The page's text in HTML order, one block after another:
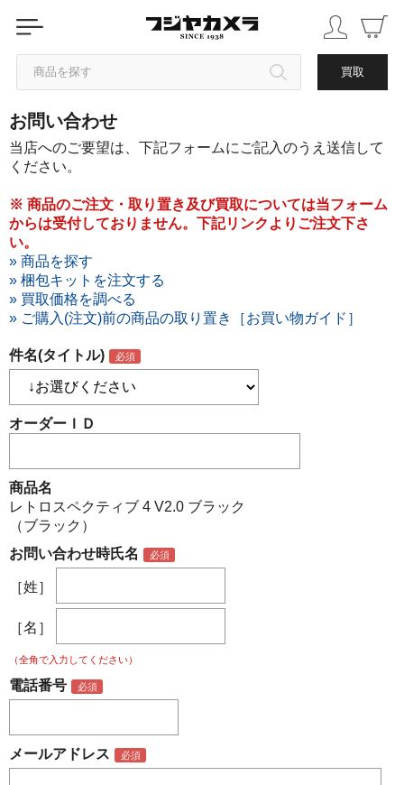
商品を探す 買取
カテゴリから探す
ブランドから探す
中古品を探す
お問い合わせ
当店へのご要望は、下記フォームにご記入のうえ送信して
ください。
※ 商品のご注文・取り置き及び買取については当フォーム
からは受付しておりません。下記リンクよりご注文下さ
い。
» 商品を探す
» 梱包キットを注文する
» 買取価格を調べる
» ご購入(注文)前の商品の取り置き［お買い物ガイド］
件名(タイトル)
オーダーＩＤ
商品名
レトロスペクティブ 4 V2.0 ブラック
（ブラック）
お問い合わせ時氏名
［姓］
［名］
（全角で入力してください）
電話番号
メールアドレス